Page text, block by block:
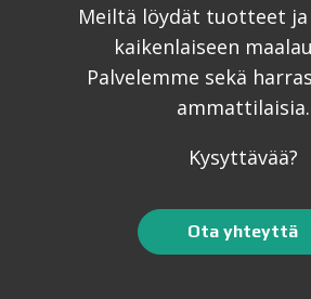
Meiltä löydät tuotteet
kaikenlaiseen
Palvelemme sekä
ammattilaisia.
Kysyttävää?
Ota yhteyttä